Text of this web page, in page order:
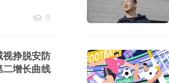
0
视挣脱安防
二增长曲线